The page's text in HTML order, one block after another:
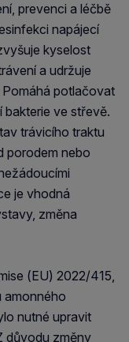
prevenci a léčbě
napájecí
kyselost
a udržuje
potlačovat
bakterie ve střevě.
trávicího traktu
porodem nebo
je vhodná
změna
(EU) 2022/415,
amonného
nutné upravit
důvodu změny